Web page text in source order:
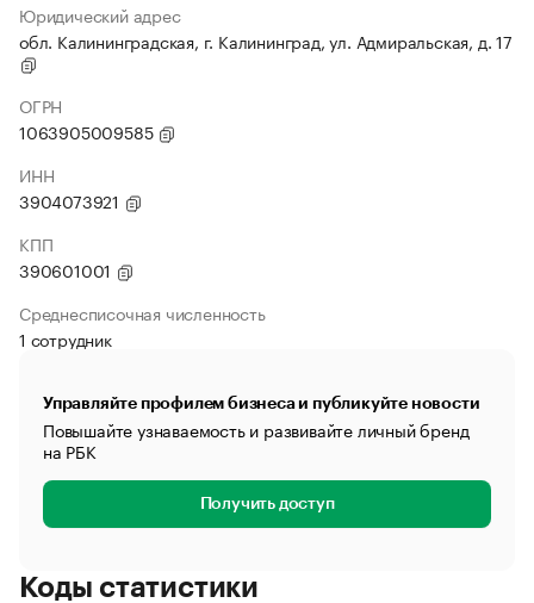
Юридический адрес
обл. Калининградская, г. Калининград, ул. Адмиральская, д. 17
ОГРН
1063905009585
ИНН
3904073921
КПП
390601001
Среднесписочная численность
1 сотрудник
Управляйте профилем бизнеса и публикуйте новости
Повышайте узнаваемость и развивайте личный бренд
на РБК
Получить доступ
Коды статистики